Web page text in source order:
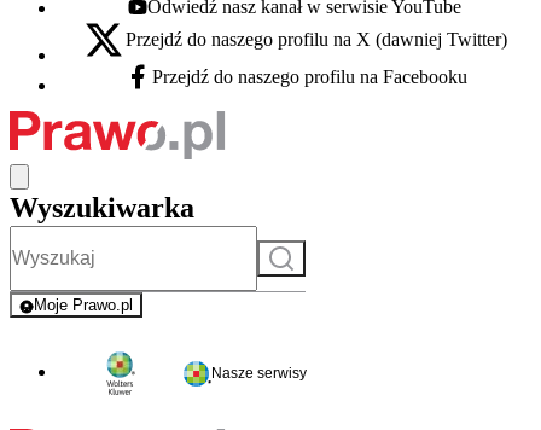
Youtube - otwiera się w nowej karcie
Odwiedź nasz kanał w serwisie YouTube
X - otwiera się w nowej karcie
Przejdź do naszego profilu na X (dawniej Twitter)
Facebook - otwiera się w nowej karcie
Przejdź do naszego profilu na Facebooku
Wyszukiwarka
Szukaj
Moje Prawo.pl
- rejestracja i logowanie do serwisu
Nasze serwisy